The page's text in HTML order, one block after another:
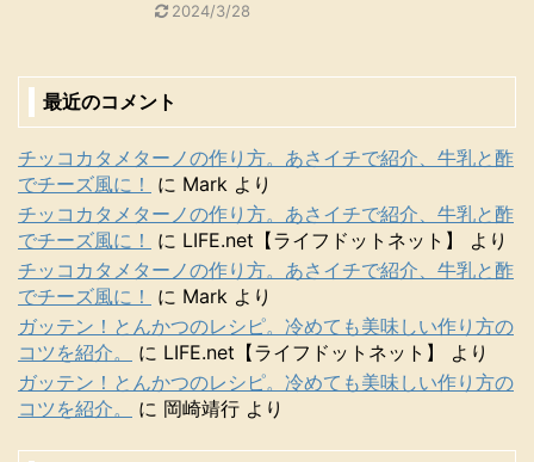
2024/3/28
最近のコメント
チッコカタメターノの作り方。あさイチで紹介、牛乳と酢
でチーズ風に！
に Mark より
チッコカタメターノの作り方。あさイチで紹介、牛乳と酢
でチーズ風に！
に LIFE.net【ライフドットネット】
より
チッコカタメターノの作り方。あさイチで紹介、牛乳と酢
でチーズ風に！
に Mark より
ガッテン！とんかつのレシピ。冷めても美味しい作り方の
コツを紹介。
に LIFE.net【ライフドットネット】
より
ガッテン！とんかつのレシピ。冷めても美味しい作り方の
コツを紹介。
に 岡崎靖行 より